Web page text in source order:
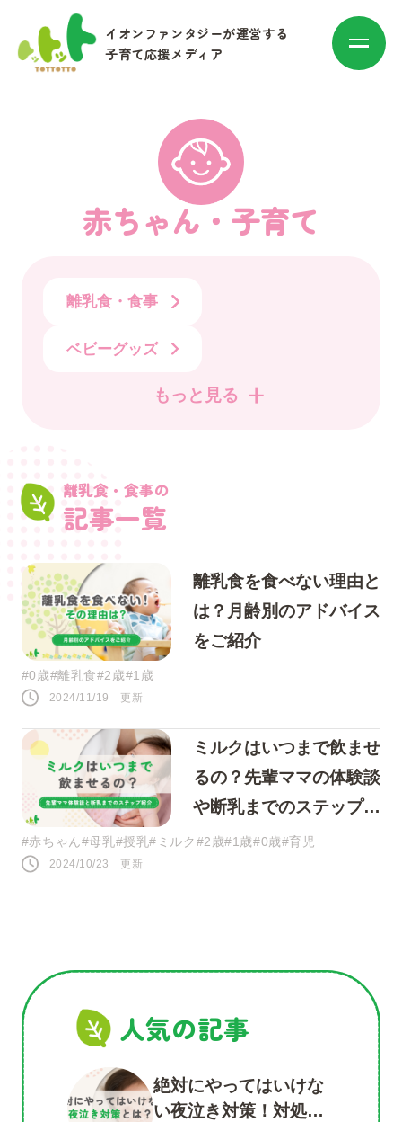
イオンファンタジーが運営する
子育て応援メディア
カテゴリ別に探す
マネー
お出かけ・トレンド
人気のキーワード
#1歳 #行事・イベント #赤ちゃん
#育児の不安 #お祝い #お世話
#おうち遊び
#夜泣き
SNS
このページをシェアする
LINE
赤ちゃん・子育て
離乳食・食事
ベビーグッズ
もっと見る
離乳食・食事の
記事一覧
離乳食を食べない理由と
は？月齢別のアドバイス
をご紹介
#0歳#離乳食#2歳#1歳
2024/11/19 更新
ミルクはいつまで飲ませ
るの？先輩ママの体験談
や断乳までのステップ紹
介
#赤ちゃん#母乳#授乳#ミルク#2歳#1歳#0歳#育児
2024/10/23 更新
人気の記事
絶対にやってはいけな
い夜泣き対策！対処法